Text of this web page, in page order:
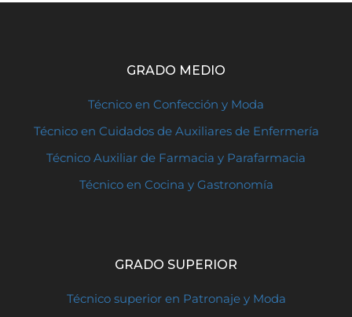
GRADO MEDIO
Técnico en Confección y Moda
Técnico en Cuidados de Auxiliares de Enfermería
Técnico Auxiliar de Farmacia y Parafarmacia
Técnico en Cocina y Gastronomía
GRADO SUPERIOR
Técnico superior en Patronaje y Moda